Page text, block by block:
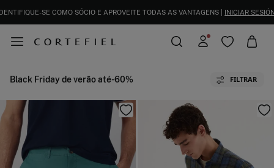
SE COMO SÓCIO E APROVEITE TODAS AS VANTAGENS |INICIAR SESIÓN.
Black Friday de verão até-60% FILTRAR